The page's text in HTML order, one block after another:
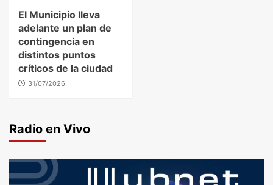
El Municipio lleva
adelante un plan de
contingencia en
distintos puntos
críticos de la ciudad
31/07/2026
Radio en Vivo